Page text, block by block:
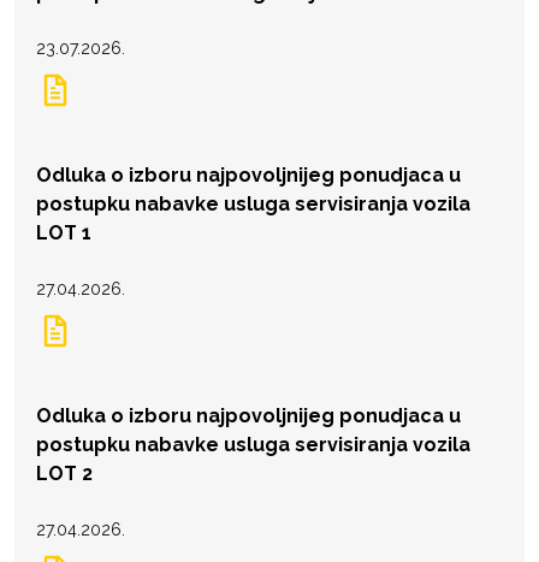
23.07.2026.
Odluka o izboru najpovoljnijeg ponudjaca u
postupku nabavke usluga servisiranja vozila
LOT 1
27.04.2026.
Odluka o izboru najpovoljnijeg ponudjaca u
postupku nabavke usluga servisiranja vozila
LOT 2
27.04.2026.